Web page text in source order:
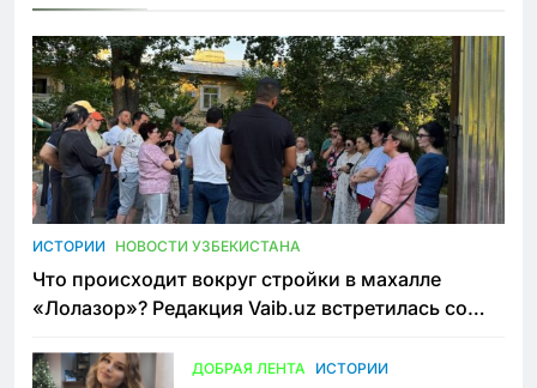
ИСТОРИИ НОВОСТИ УЗБЕКИСТАНА
Что происходит вокруг стройки в махалле
«Лолазор»? Редакция Vaib.uz встретилась со
ДОБРАЯ ЛЕНТА ИСТОРИИ